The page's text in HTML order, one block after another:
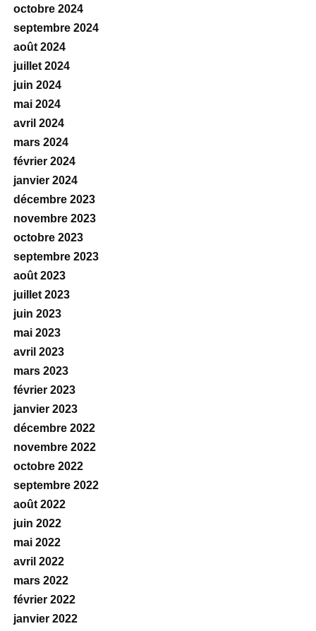
octobre 2024
septembre 2024
août 2024
juillet 2024
juin 2024
mai 2024
avril 2024
mars 2024
février 2024
janvier 2024
décembre 2023
novembre 2023
octobre 2023
septembre 2023
août 2023
juillet 2023
juin 2023
mai 2023
avril 2023
mars 2023
février 2023
janvier 2023
décembre 2022
novembre 2022
octobre 2022
septembre 2022
août 2022
juin 2022
mai 2022
avril 2022
mars 2022
février 2022
janvier 2022